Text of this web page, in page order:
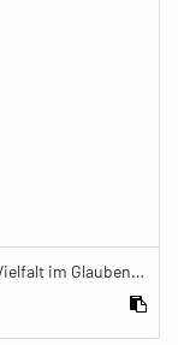
Beyond The Frame: Junge Perspektiven auf Vielfalt im Glauben - Tibetische Gebetsfahnen im buddhistischen Zentrum